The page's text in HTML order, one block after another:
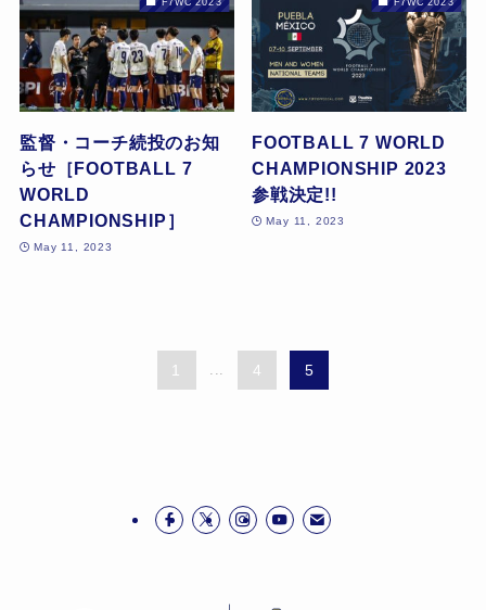
監督・コーチ続投のお知
らせ［FOOTBALL 7
WORLD
CHAMPIONSHIP］
May 11, 2023
FOOTBALL 7 WORLD
CHAMPIONSHIP 2023
参戦決定!!
May 11, 2023
1 ... 4 5